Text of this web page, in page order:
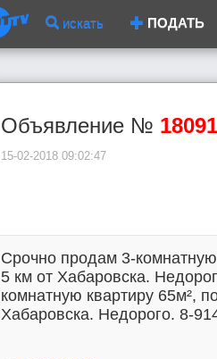
искать ПОДАТЬ
Объявление № 18091
15-02-2018 09:02:47
Срочно продам 3-
5 км от Хабаровска.
комнатную квартиру 65м²,
Хабаровска. Недорого. 8-